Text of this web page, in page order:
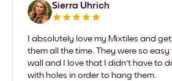
Sierra Uhrich
I absolutely love my Mixtiles and
them all the time. They were so
wall and I love that I didn't have to
with holes in order to hang them.